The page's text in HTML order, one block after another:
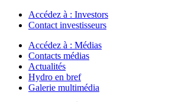
Accédez à : Investors
Contact investisseurs
Accédez à : Médias
Contacts médias
Actualités
Hydro en bref
Galerie multimédia